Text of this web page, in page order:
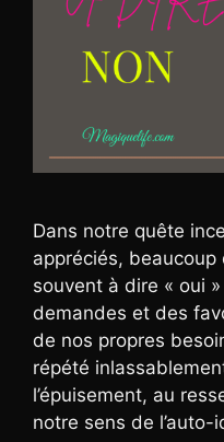
Dans notre quête
appréciés, beaucoup
souvent à dire « oui
demandes et des
de nos propres
répété
l’épuisement, au
notre sens de